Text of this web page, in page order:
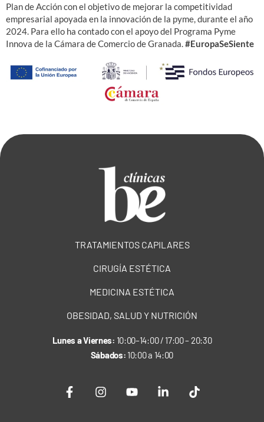
Plan de Acción con el objetivo de mejorar la competitividad
empresarial apoyada en la innovación de la pyme, durante el año
2024. Para ello ha contado con el apoyo del Programa Pyme
Innova de la Cámara de Comercio de Granada.#EuropaSeSiente
TRATAMIENTOS CAPILARES
CIRUGÍA ESTÉTICA
MEDICINA ESTÉTICA
OBESIDAD, SALUD Y NUTRICIÓN
Lunes a Viernes: 10:00–14:00 / 17:00 – 20:30
Sábados: 10:00 a 14:00